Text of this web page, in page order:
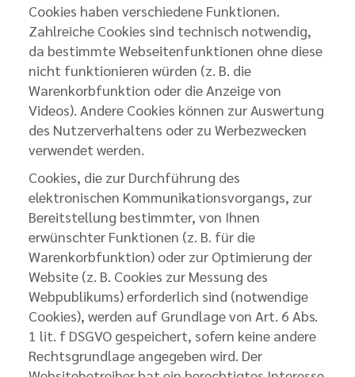
Cookies haben verschiedene Funktionen.
Zahlreiche Cookies sind technisch notwendig,
da bestimmte Webseitenfunktionen ohne diese
nicht funktionieren würden (z. B. die
Warenkorbfunktion oder die Anzeige von
Videos). Andere Cookies können zur Auswertung
des Nutzerverhaltens oder zu Werbezwecken
verwendet werden.
Cookies, die zur Durchführung des
elektronischen Kommunikationsvorgangs, zur
Bereitstellung bestimmter, von Ihnen
erwünschter Funktionen (z. B. für die
Warenkorbfunktion) oder zur Optimierung der
Website (z. B. Cookies zur Messung des
Webpublikums) erforderlich sind (notwendige
Cookies), werden auf Grundlage von Art. 6 Abs.
1 lit. f DSGVO gespeichert, sofern keine andere
Rechtsgrundlage angegeben wird. Der